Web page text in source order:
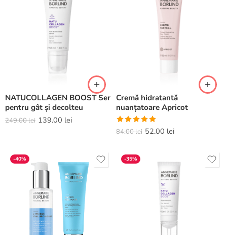
NATUCOLLAGEN BOOST Ser
pentru gât și decolteu
249.00lei 139.00 lei
Cremă hidratantă
nuanțatoare Apricot
Evaluat la
84.00lei 52.00 lei
-40% -35%